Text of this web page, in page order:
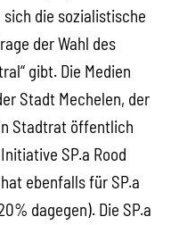
die sozialistische
der Wahl des
gibt. Die Medien
Stadt Mechelen, der
Stadtrat öffentlich
SP.a Rood
ebenfalls für SP.a
dagegen). Die SP.a